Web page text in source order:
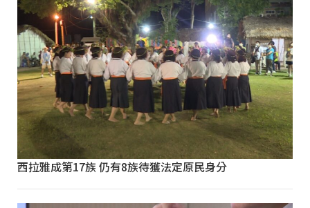
西拉雅成第17族 仍有8族待獲法定原民身分